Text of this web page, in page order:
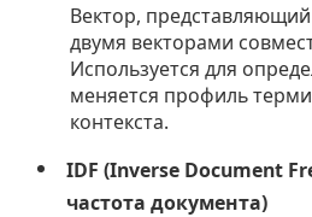
Вектор,
двумя векторами
Используется для
меняется профиль
контекста.
IDF (Inverse Document
частота документа)